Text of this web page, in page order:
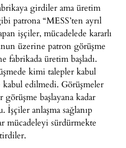
girdiler ama üretim
patrona “MESS’ten ayrıl
işçiler, mücadelede kararlı
üzerine patron görüşme
fabrikada üretim başladı.
kimi talepler kabul
edilmedi. Görüşmeler
başlayana kadar
anlaşma sağlanıp
mücadeleyi sürdürmekte